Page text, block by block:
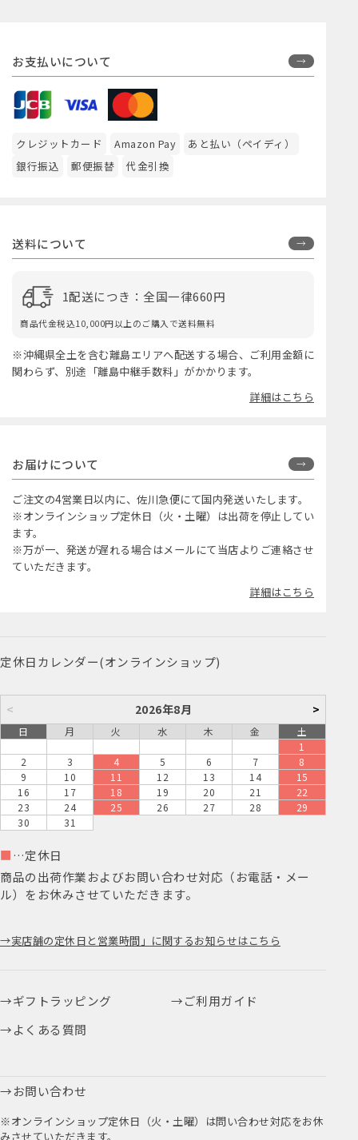
お支払いについて
クレジットカード Amazon Pay
あと払い（ペイディ）
銀行振込
郵便振替 代金引換
送料について
1配送につき：全国一律660円
商品代金税込10,000円以上のご購入で送料無料
※沖縄県全土を含む離島エリアへ配送する場合、ご利用金額に
関わらず、別途「離島中継手数料」がかかります。
詳細はこちら
お届けについて
ご注文の4営業日以内に、佐川急便にて国内発送いたします。
※オンラインショップ定休日（火・土曜）は出荷を停止してい
ます。
※万が一、発送が遅れる場合はメールにて当店よりご連絡させ
ていただきます。
詳細はこちら
定休日カレンダー(オンラインショップ)
< 2026年8月 >
日 月 火 水 木 金
土
1
2
3 4 5 6 7
8
9
10 11 12 13 14
15
16
17 18 19 20 21
22
23
24 25 26 27 28
29
30
31
■ …定休日
商品の出荷作業およびお問い合わせ対応（お電話・メー
ル）をお休みさせていただきます。
実店舗の定休日と営業時間」に関するお知らせはこちら
ギフトラッピング
ご利用ガイド
よくある質問
お問い合わせ
※オンラインショップ定休日（火・土曜）は問い合わせ対応をお休
みさせていただきます。